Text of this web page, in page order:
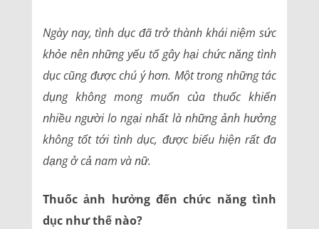
Ngày nay, tình dục đã trở thành khái niệm sức
khỏe nên những yếu tố gây hại chức năng tình
dục cũng được chú ý hơn. Một trong những tác
dụng không mong muốn của thuốc khiến
nhiều người lo ngại nhất là những ảnh hưởng
không tốt tới tình dục, được biểu hiện rất đa
dạng ở cả nam và nữ.
Thuốc ảnh hưởng đến chức năng tình
dục như thế nào?